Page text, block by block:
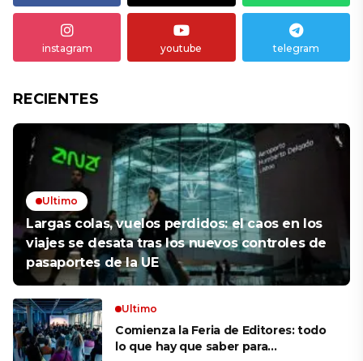
instagram youtube telegram
RECIENTES
Ultimo
Largas colas, vuelos perdidos: el caos en los
viajes se desata tras los nuevos controles de
pasaportes de la UE
Ultimo
Comienza la Feria de Editores: todo
lo que hay que saber para